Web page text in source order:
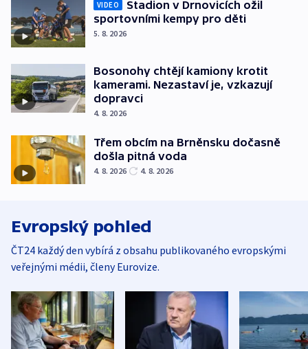
VIDEO
Stadion v Drnovicích ožil
sportovními kempy pro děti
5. 8. 2026
Bosonohy chtějí kamiony krotit
kamerami. Nezastaví je, vzkazují
dopravci
4. 8. 2026
Třem obcím na Brněnsku dočasně
došla pitná voda
4. 8. 2026 4. 8. 2026
Evropský pohled
ČT24 každý den vybírá z obsahu publikovaného evropskými
veřejnými médii, členy Eurovize.